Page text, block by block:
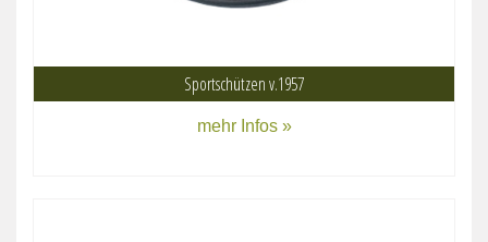
Sportschützen v.1957
mehr Infos »